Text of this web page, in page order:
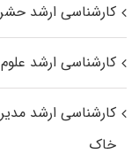
کارشناسی ارشد
کارشناسی ارشد
کارشناسی ارشد
خاک